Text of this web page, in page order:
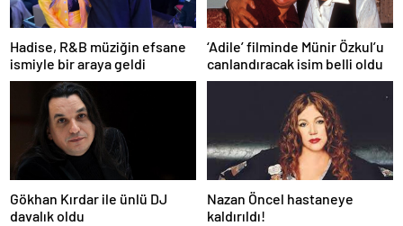
Hadise, R&B müziğin efsane
ismiyle bir araya geldi
‘Adile’ filminde Münir Özkul’u
canlandıracak isim belli oldu
Gökhan Kırdar ile ünlü DJ
davalık oldu
Nazan Öncel hastaneye
kaldırıldı!